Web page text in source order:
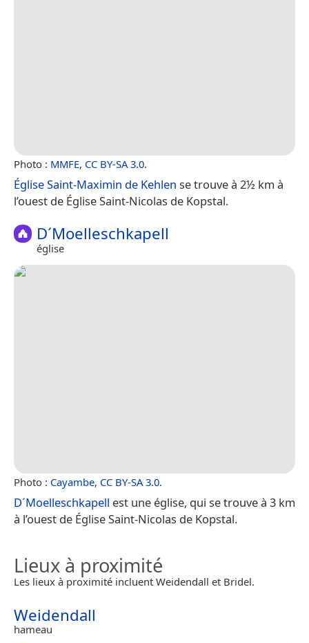
Photo : MMFE, CC BY-SA 3.0.
Église Saint-Maximin de Kehlen se trouve à 2½ km à
l’ouest de Église Saint-Nicolas de Kopstal.
D´Moelleschkapell
église
Photo : Cayambe, CC BY-SA 3.0.
D´Moelleschkapell est une église, qui se trouve à 3 km
à l’ouest de Église Saint-Nicolas de Kopstal.
Lieux à proximité
Les lieux à proximité incluent Weidendall et Bridel.
Weidendall
hameau